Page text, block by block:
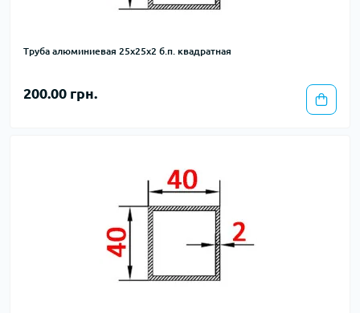
Труба алюминиевая 25х25х2 б.п. квадратная
200.00 грн.